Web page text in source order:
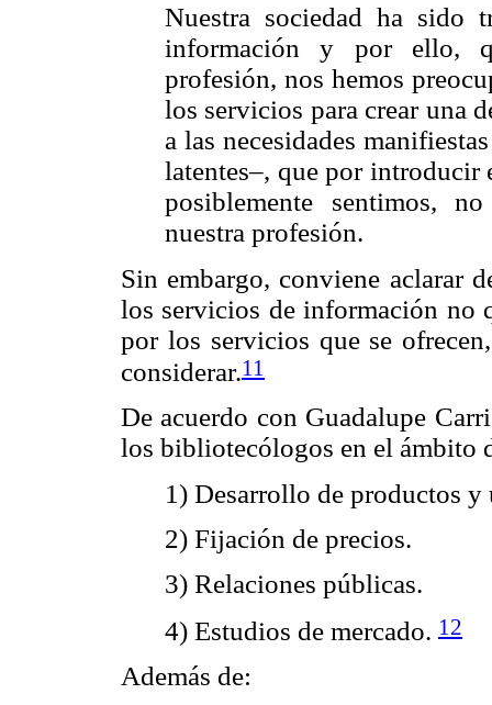
Nuestra sociedad ha sido
información y por ello,
profesión, nos hemos
los servicios para crear una
a las necesidades
latentes–, que por introducir
posiblemente sentimos,
nuestra profesión.
Sin embargo, conviene aclarar
los servicios de información no
por los servicios que se
considerar.11
De acuerdo con Guadalupe
los bibliotecólogos en el ámbito
1) Desarrollo de productos y
2) Fijación de precios.
3) Relaciones públicas.
4) Estudios de mercado. 12
Además de: